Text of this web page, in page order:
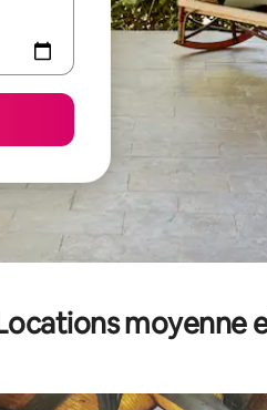
moyenne